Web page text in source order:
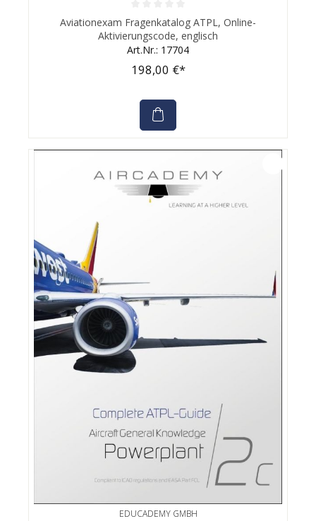
Durchschnittliche Bewertung von 0 von 5 Sternen
Aviationexam Fragenkatalog ATPL, Online-
Aktivierungscode, englisch
Art.Nr.: 17704
198,00 €*
EDUCADEMY GMBH